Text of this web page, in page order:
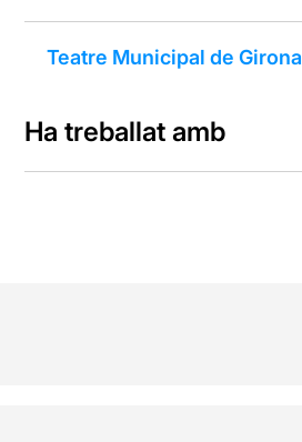
Teatre Municipal de Girona
Ha treballat amb